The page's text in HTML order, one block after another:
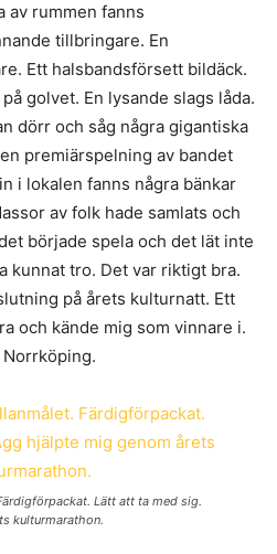
av rummen fanns
tillbringare. En
Ett halsbandsförsett bildäck.
golvet. En lysande slags låda.
dörr och såg några gigantiska
premiärspelning av bandet
i lokalen fanns några bänkar
av folk hade samlats och
började spela och det lät inte
kunnat tro. Det var riktigt bra.
på årets kulturnatt. Ett
och kände mig som vinnare i.
Norrköping.
Lätt att ta med sig.
kulturmarathon.